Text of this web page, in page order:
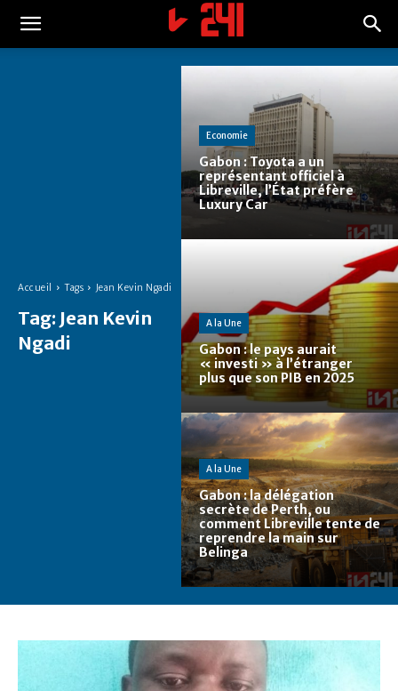
Accueil Tags Jean Kevin Ngadi
Tag: Jean Kevin
Ngadi
Economie
Gabon : Toyota a un
représentant officiel à
Libreville, l’État préfère
Luxury Car
A la Une
Gabon : le pays aurait
« investi » à l’étranger
plus que son PIB en 2025
A la Une
Gabon : la délégation
secrète de Perth, ou
comment Libreville tente de
reprendre la main sur
Belinga